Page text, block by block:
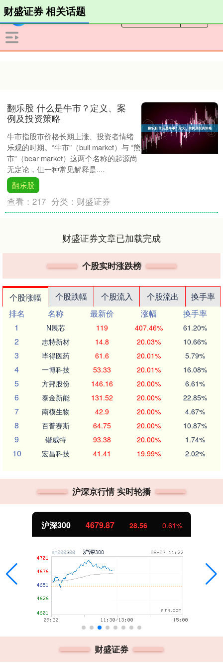
财盛证券 相关话题
翻乐股 什么是牛市？定义、案
例及投资策略
牛市指股市价格长期上涨、投资者情绪
乐观的时期。“牛市”（bull market）与 “熊
市”（bear market）这两个名称的起源尚
无定论，但一种常见解释是....
翻乐股
查看：217 分类： 财盛证券
财盛证券文章已加载完成
个股实时涨跌榜
个股涨幅 个股跌幅 个股流入 个股流出
换手率
排名
名称 最新价 涨幅
换手率
1
N展芯 119 407.46% 61.20%
2 志特新材 14.8 20.03% 10.66%
3 毕得医药 61.6 20.01% 5.79%
4 一博科技 53.33 20.01% 16.08%
5 方邦股份 146.16 20.00% 6.61%
6 泰金新能 131.52 20.00% 22.85%
7 南模生物 42.9 20.00% 4.67%
8 百普赛斯 64.75 20.00% 10.87%
9 锴威特 93.38 20.00% 1.74%
10 宏昌科技 41.41 19.99% 2.02%
沪深京行情 实时轮播
沪深300 4679.87 28.56 0.61%
财盛证券